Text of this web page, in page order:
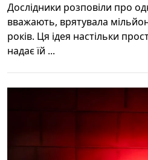
Дослідники розповіли про
вважають, врятувала
років. Ця ідея настільки
надає їй ...